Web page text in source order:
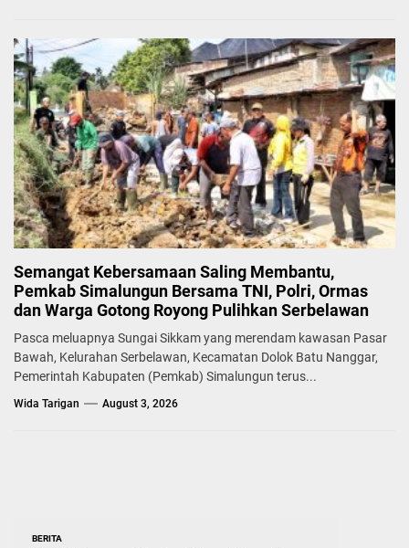
Semangat Kebersamaan Saling Membantu,
Pemkab Simalungun Bersama TNI, Polri, Ormas
dan Warga Gotong Royong Pulihkan Serbelawan
Pasca meluapnya Sungai Sikkam yang merendam kawasan Pasar
Bawah, Kelurahan Serbelawan, Kecamatan Dolok Batu Nanggar,
Pemerintah Kabupaten (Pemkab) Simalungun terus...
Wida Tarigan August 3, 2026
BERITA